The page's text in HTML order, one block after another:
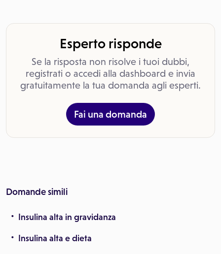
Esperto risponde
Se la risposta non risolve i tuoi dubbi,
registrati o accedi alla dashboard e invia
gratuitamente la tua domanda agli esperti.
Fai una domanda
Domande simili
Insulina alta in gravidanza
Insulina alta e dieta